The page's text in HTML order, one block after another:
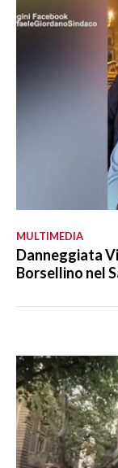
MULTIMEDIA
Danneggiata
Borsellino nel